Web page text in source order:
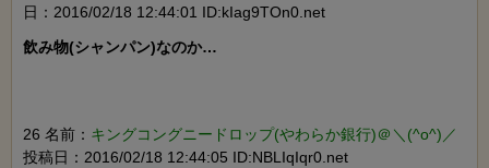
日：2016/02/18 12:44:01 ID:kIag9TOn0.net
飲み物(シャンパン)なのか…
26 名前： キングコングニードロップ(やわらか銀行)＠＼(^o^)／
投稿日：2016/02/18 12:44:05 ID:NBLIqIqr0.net